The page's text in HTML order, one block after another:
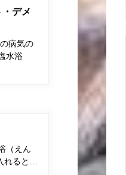
デメ
病気の
水浴
（えん
れると…